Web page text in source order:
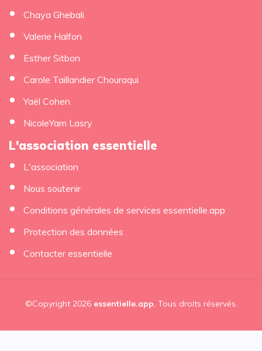
Chaya Ghebali
Valerie Halfon
Esther Sitbon
Carole Taillandier Chouraqui
Yaël Cohen
NicoleYam Lasry
L'association essentielle
L'association
Nous soutenir
Conditions générales de services essentielle.app
Protection des données
Contacter essentielle
©Copyright 2026 essentielle.app, Tous droits réservés.